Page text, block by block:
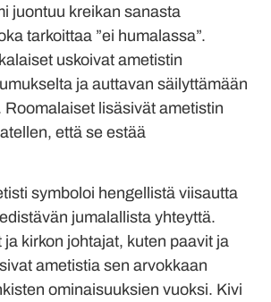
juontuu kreikan sanasta
tarkoittaa ”ei humalassa”.
uskoivat ametistin
ja auttavan säilyttämään
Roomalaiset lisäsivät ametistin
että se estää
symboloi hengellistä viisautta
jumalallista yhteyttä.
kirkon johtajat, kuten paavit ja
ametistia sen arvokkaan
ominaisuuksien vuoksi. Kivi